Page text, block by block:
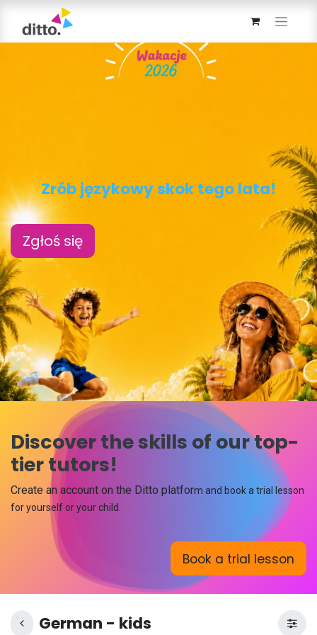
Zgłoś się
Zrób językowy skok tego lata!
Discover the skills of our top-
tier tutors!
Create an account on the Ditto platform and book a trial lesson
for yourself or your child.
Book a trial lesson
German - kids